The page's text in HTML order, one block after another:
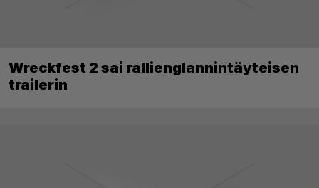
Wreckfest 2 sai rallienglannintäyteisen
trailerin